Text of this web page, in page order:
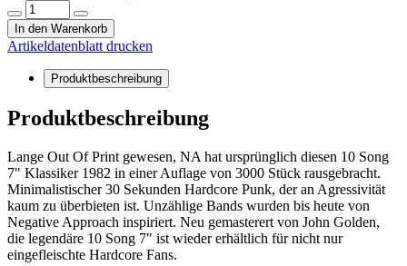
In den Warenkorb
Artikeldatenblatt drucken
Produktbeschreibung
Produktbeschreibung
Lange Out Of Print gewesen, NA hat ursprünglich diesen 10 Song
7" Klassiker 1982 in einer Auflage von 3000 Stück rausgebracht.
Minimalistischer 30 Sekunden Hardcore Punk, der an Agressivität
kaum zu überbieten ist. Unzählige Bands wurden bis heute von
Negative Approach inspiriert. Neu gemasterert von John Golden,
die legendäre 10 Song 7" ist wieder erhältlich für nicht nur
eingefleischte Hardcore Fans.